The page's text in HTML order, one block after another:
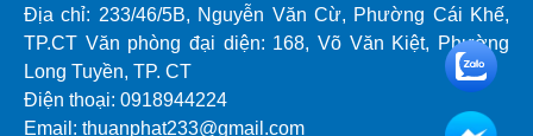
Địa chỉ: 233/46/5B, Nguyễn Văn Cừ, Phường Cái Khế,
TP.CT Văn phòng đại diện: 168, Võ Văn Kiệt, Phường
Long Tuyền, TP. CT
Điện thoại: 0918944224
Email: thuanphat233@gmail.com